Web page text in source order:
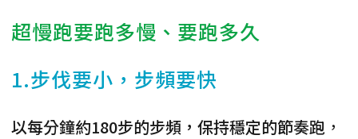
超慢跑要跑多慢、要跑多久
1.步伐要小，步頻要快
以每分鐘約180步的步頻，保持穩定的節奏跑 ，